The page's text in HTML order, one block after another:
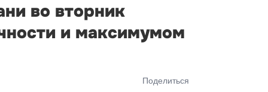
во вторник
и максимумом
Поделиться